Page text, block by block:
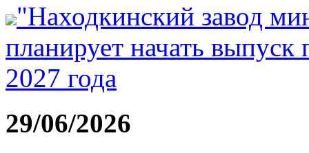
"Находкинский завод
планирует начать
2027 года
29/06/2026